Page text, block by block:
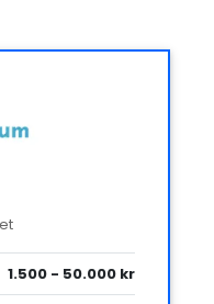
1.500 - 50.000 kr